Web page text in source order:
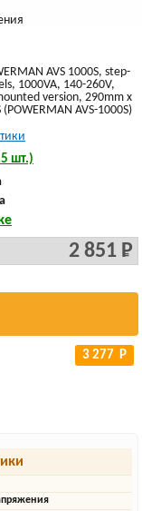
AVS 1000S, step-
1000VA, 140-260V,
version, 290mm x
AVS-1000S)
шт.)
2 851 Р
3 277 Р